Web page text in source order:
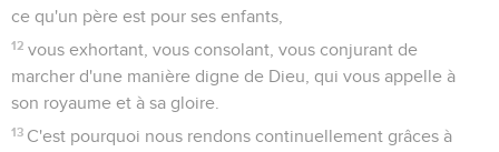
ce qu'un père est pour ses enfants,
12 vous exhortant, vous consolant, vous conjurant de
marcher d'une manière digne de Dieu, qui vous appelle à
son royaume et à sa gloire.
13 C'est pourquoi nous rendons continuellement grâces à